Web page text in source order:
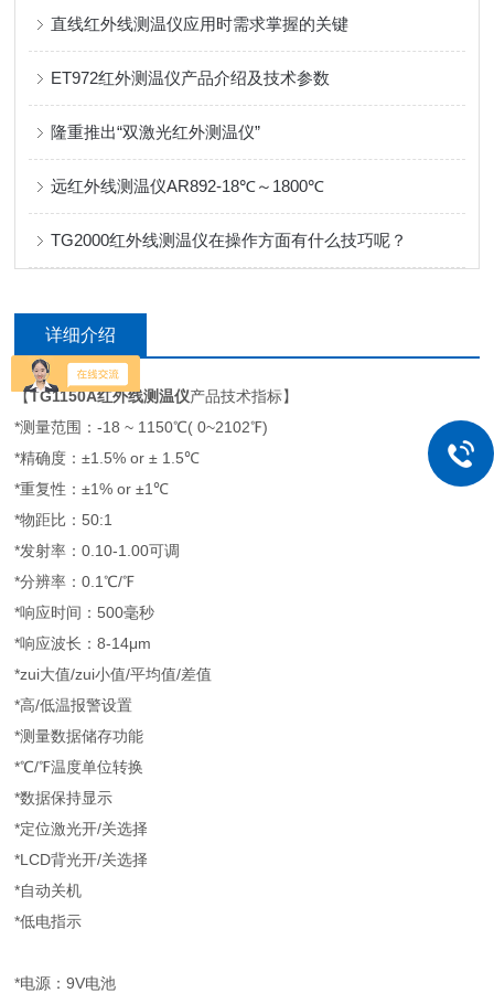
直线红外线测温仪应用时需求掌握的关键
ET972红外测温仪产品介绍及技术参数
隆重推出“双激光红外测温仪”
远红外线测温仪AR892-18℃～1800℃
TG2000红外线测温仪在操作方面有什么技巧呢？
详细介绍
【TG1150A红外线测温仪产品技术指标】
*测量范围：-18 ~ 1150℃( 0~2102℉)
*精确度：±1.5% or ± 1.5℃
*重复性：±1% or ±1℃
*物距比：50:1
*发射率：0.10-1.00可调
*分辨率：0.1℃/℉
*响应时间：500毫秒
*响应波长：8-14μm
*zui大值/zui小值/平均值/差值
*高/低温报警设置
*测量数据储存功能
*℃/℉温度单位转换
*数据保持显示
*定位激光开/关选择
*LCD背光开/关选择
*自动关机
*低电指示
*电源：9V电池